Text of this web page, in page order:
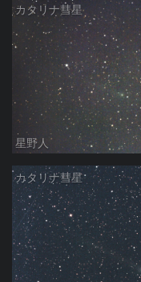
カタリナ彗星
星野人
カタリナ彗星